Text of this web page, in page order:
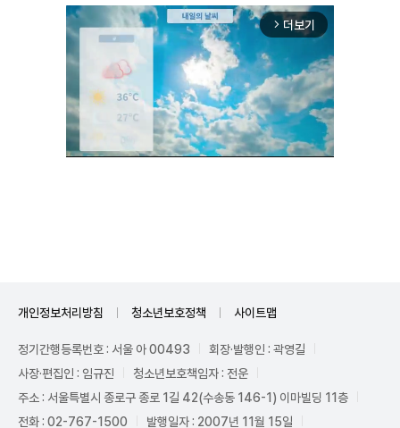
arrow_forward_ios 더보기
개인정보처리방침 청소년보호정책 사이트맵
정기간행등록번호 : 서울 아 00493
회장·발행인 : 곽영길
사장·편집인 : 임규진
청소년보호책임자 : 전운
주소 : 서울특별시 종로구 종로 1길 42(수송동 146-1) 이마빌딩 11층
전화 : 02-767-1500
발행일자 : 2007년 11월 15일